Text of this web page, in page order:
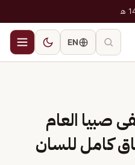
EN
صبيا العام
كامل للسان